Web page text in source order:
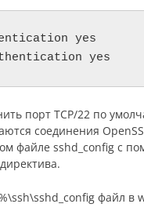
yes
yes
порт TCP/22 по
соединения
файле sshd_config с
директива.